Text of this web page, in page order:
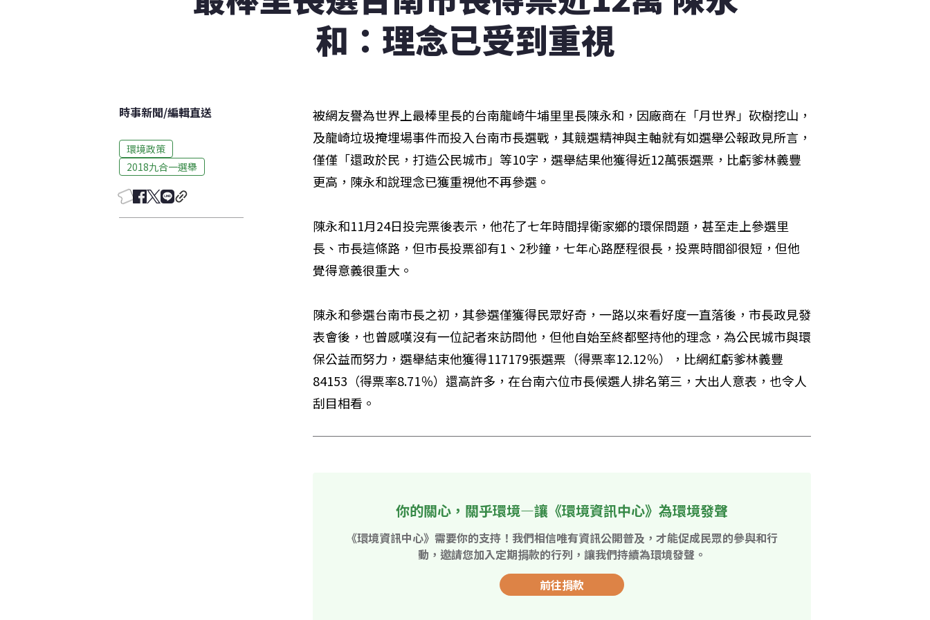
和：理念已受到重視
時事新聞/編輯直送
環境政策
2018九合一選舉
被網友譽為世界上最棒里長的台南龍崎牛埔里里長陳永和，因廠商在「月世界」砍樹挖山，
及龍崎垃圾掩埋場事件而投入台南市長選戰，其競選精神與主軸就有如選舉公報政見所言，
僅僅「還政於民，打造公民城市」等10字，選舉結果他獲得近12萬張選票，比虧爹林義豐
更高，陳永和說理念已獲重視他不再參選。
陳永和11月24日投完票後表示，他花了七年時間捍衛家鄉的環保問題，甚至走上參選里
長、市長這條路，但市長投票卻有1、2秒鐘，七年心路歷程很長，投票時間卻很短，但他
覺得意義很重大。
陳永和參選台南市長之初，其參選僅獲得民眾好奇，一路以來看好度一直落後，市長政見發
表會後，也曾感嘆沒有一位記者來訪問他，但他自始至終都堅持他的理念，為公民城市與環
保公益而努力，選舉結束他獲得117179張選票（得票率12.12％），比網紅虧爹林義豐
84153（得票率8.71％）還高許多，在台南六位市長候選人排名第三，大出人意表，也令人
刮目相看。
你的關心，關乎環境—讓《環境資訊中心》為環境發聲
《環境資訊中心》需要你的支持！我們相信唯有資訊公開普及，才能促成民眾的參與和行
動，邀請您加入定期捐款的行列，讓我們持續為環境發聲。
前往捐款